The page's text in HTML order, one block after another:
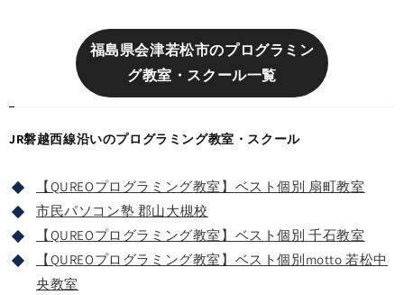
福島県会津若松市のプログラミン
グ教室・スクール一覧
JR磐越西線沿いのプログラミング教室・スクール
【QUREOプログラミング教室】ベスト個別 扇町教室
市民パソコン塾 郡山大槻校
【QUREOプログラミング教室】ベスト個別 千石教室
【QUREOプログラミング教室】ベスト個別motto 若松中
央教室